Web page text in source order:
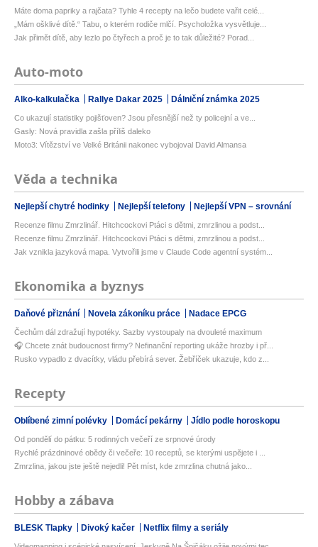
Máte doma papriky a rajčata? Tyhle 4 recepty na lečo budete vařit celé...
„Mám ošklivé dítě.“ Tabu, o kterém rodiče mlčí. Psycholožka vysvětluje...
Jak přimět dítě, aby lezlo po čtyřech a proč je to tak důležité? Porad...
Auto-moto
Alko-kalkulačka Rallye Dakar 2025 Dálniční známka 2025
Co ukazují statistiky pojišťoven? Jsou přesnější než ty policejní a ve...
Gasly: Nová pravidla zašla příliš daleko
Moto3: Vítězství ve Velké Británii nakonec vybojoval David Almansa
Věda a technika
Nejlepší chytré hodinky Nejlepší telefony Nejlepší VPN – srovnání
Recenze filmu Zmrzlinář. Hitchcockovi Ptáci s dětmi, zmrzlinou a podst...
Recenze filmu Zmrzlinář. Hitchcockovi Ptáci s dětmi, zmrzlinou a podst...
Jak vznikla jazyková mapa. Vytvořili jsme v Claude Code agentní systém...
Ekonomika a byznys
Daňové přiznání Novela zákoníku práce Nadace EPCG
Čechům dál zdražují hypotéky. Sazby vystoupaly na dvouleté maximum
🎧 Chcete znát budoucnost firmy? Nefinanční reporting ukáže hrozby i př...
Rusko vypadlo z dvacítky, vládu přebírá sever. Žebříček ukazuje, kdo z...
Recepty
Oblíbené zimní polévky Domácí pekárny Jídlo podle horoskopu
Od pondělí do pátku: 5 rodinných večeří ze srpnové úrody
Rychlé prázdninové obědy či večeře: 10 receptů, se kterými uspějete i ...
Zmrzlina, jakou jste ještě nejedli! Pět míst, kde zmrzlina chutná jako...
Hobby a zábava
BLESK Tlapky Divoký kačer Netflix filmy a seriály